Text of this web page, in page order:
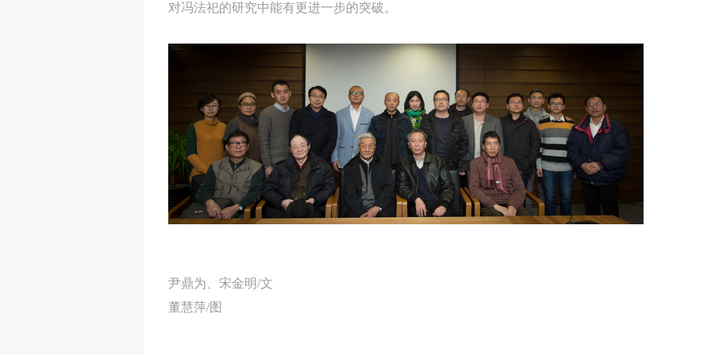
对冯法祀的研究中能有更进一步的突破。
尹鼎为、宋金明/文
董慧萍/图
参与活动者在参与活动时应当在美术馆工作人员及活动导师、教师指导下进
施，若参与者因个人原因在使用相应绘画工具、创作材料及配套设备、设施
造成个人受伤、伤害他人及造成相应工具、材料、设备或设施的故障或损
坏。参与活动者应当承当相应的全部责任，并主动赔偿相应的经济损失。活
动中任何非事故当事人及美术馆将不承担人身事故的任何责任。
中央美术学院美术馆肖像权许可使用协议
根据《中华人民共和国广告法》、《中华人民共和国民法通则》以及 最高
民法院关于贯彻执行 《中华人民共和国民法通则》若干问题的意见（试行
参与活动者在参与活动时应当在美术馆工作人员及活动导师、教师指导下进
施，若参与者因个人原因在使用相应绘画工具、创作材料及配套设备、设施
造成个人受伤、伤害他人及造成相应工具、材料、设备或设施的故障或损
坏。参与活动者应当承当相应的全部责任，并主动赔偿相应的经济损失。活
动中任何非事故当事人及美术馆将不承担人身事故的任何责任。
中央美术学院美术馆肖像权许可使用协议
根据《中华人民共和国广告法》、《中华人民共和国民法通则》以及 最高
民法院关于贯彻执行 《中华人民共和国民法通则》若干问题的意见（试行
参与活动者在参与活动时应当在美术馆工作人员及活动导师、教师指导下进
施，若参与者因个人原因在使用相应绘画工具、创作材料及配套设备、设施
造成个人受伤、伤害他人及造成相应工具、材料、设备或设施的故障或损
坏。参与活动者应当承当相应的全部责任，并主动赔偿相应的经济损失。活
动中任何非事故当事人及美术馆将不承担人身事故的任何责任。
中央美术学院美术馆肖像权许可使用协议
根据《中华人民共和国广告法》、《中华人民共和国民法通则》以及 最高
民法院关于贯彻执行 《中华人民共和国民法通则》若干问题的意见（试行